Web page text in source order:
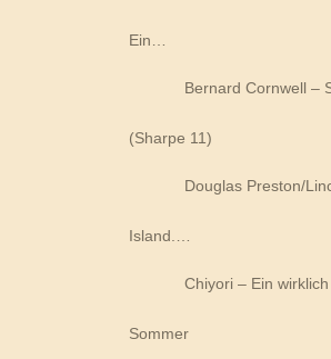
Ein…
Bernard Cornwell –
(Sharpe 11)
Douglas Preston/
Island.…
Chiyori – Ein
Sommer